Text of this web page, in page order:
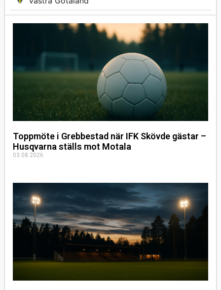
Toppmöte i Grebbestad när IFK Skövde gästar –
Husqvarna ställs mot Motala
03.08.2026